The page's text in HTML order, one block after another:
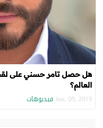
هل حصل تامر حسني على لقب
العالم؟
Jun. 09, 2019 فيديوهات